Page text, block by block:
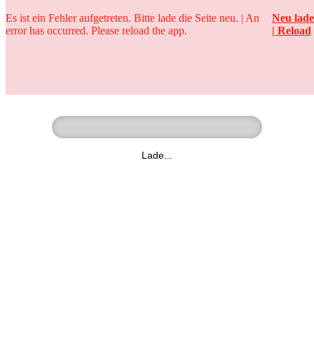
25 Jahre
Lade...
Es ist ein Fehler aufgetreten. Bitte lade die Seite neu. | An
error has occurred. Please reload the app.
Neu
| Reload